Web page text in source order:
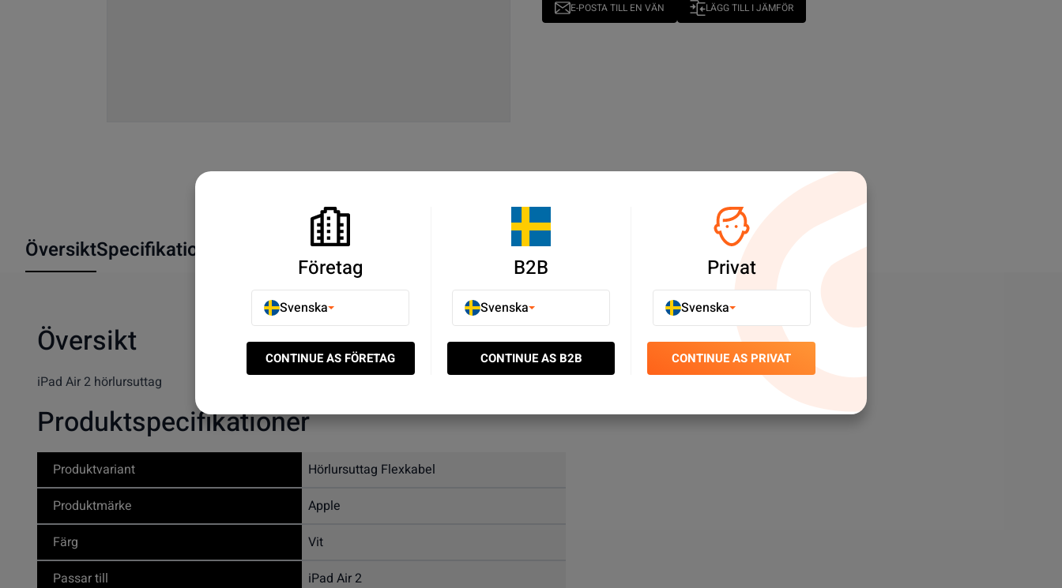
E-POSTA TILL EN VÄN LÄGG TILL I JÄMFÖR
ÖversiktSpecifikationer
Översikt
iPad Air 2 hörlursuttag
Produktspecifikationer
Produktvariant
Hörlursuttag Flexkabel
Produktmärke
Apple
Färg
Vit
Passar till
iPad Air 2
Företag
Svenska
CONTINUE AS FÖRETAG
B2B
Svenska
CONTINUE AS B2B
Privat
Svenska
CONTINUE AS PRIVAT